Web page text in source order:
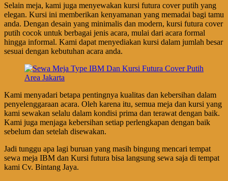
Selain meja, kami juga menyewakan kursi futura cover putih yang
elegan. Kursi ini memberikan kenyamanan yang memadai bagi tamu
anda. Dengan desain yang minimalis dan modern, kursi futura cover
putih cocok untuk berbagai jenis acara, mulai dari acara formal
hingga informal. Kami dapat menyediakan kursi dalam jumlah besar
sesuai dengan kebutuhan acara anda.
Kami menyadari betapa pentingnya kualitas dan kebersihan dalam
penyelenggaraan acara. Oleh karena itu, semua meja dan kursi yang
kami sewakan selalu dalam kondisi prima dan terawat dengan baik.
Kami juga menjaga kebersihan setiap perlengkapan dengan baik
sebelum dan setelah disewakan.
Jadi tunggu apa lagi buruan yang masih bingung mencari tempat
sewa meja IBM dan Kursi futura bisa langsung sewa saja di tempat
kami Cv. Bintang Jaya.